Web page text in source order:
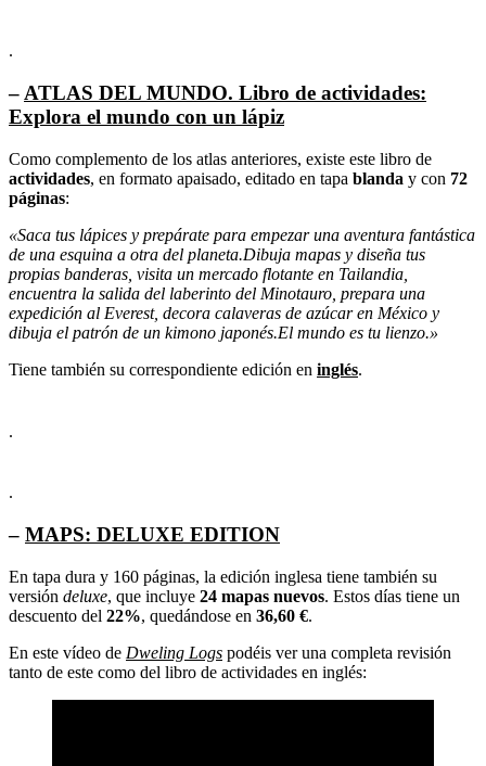
.
– ATLAS DEL MUNDO. Libro de actividades:
Explora el mundo con un lápiz
Como complemento de los atlas anteriores, existe este libro de
actividades, en formato apaisado, editado en tapa blanda y con 72
páginas:
«Saca tus lápices y prepárate para empezar una aventura fantástica
de una esquina a otra del planeta.Dibuja mapas y diseña tus
propias banderas, visita un mercado flotante en Tailandia,
encuentra la salida del laberinto del Minotauro, prepara una
expedición al Everest, decora calaveras de azúcar en México y
dibuja el patrón de un kimono japonés.El mundo es tu lienzo.»
Tiene también su correspondiente edición en inglés.
.
.
– MAPS: DELUXE EDITION
En tapa dura y 160 páginas, la edición inglesa tiene también su
versión deluxe, que incluye 24 mapas nuevos. Estos días tiene un
descuento del 22%, quedándose en 36,60 €.
En este vídeo de Dweling Logs podéis ver una completa revisión
tanto de este como del libro de actividades en inglés: